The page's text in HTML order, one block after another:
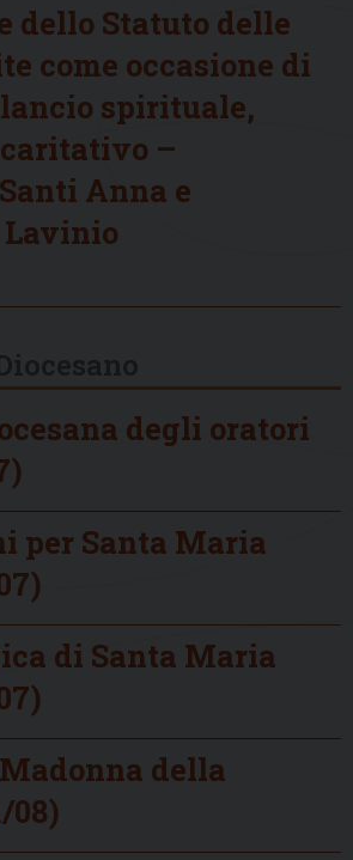
dello Statuto delle
come occasione di
spirituale,
–
Anna e
degli oratori
per Santa Maria
di Santa Maria
della
08)